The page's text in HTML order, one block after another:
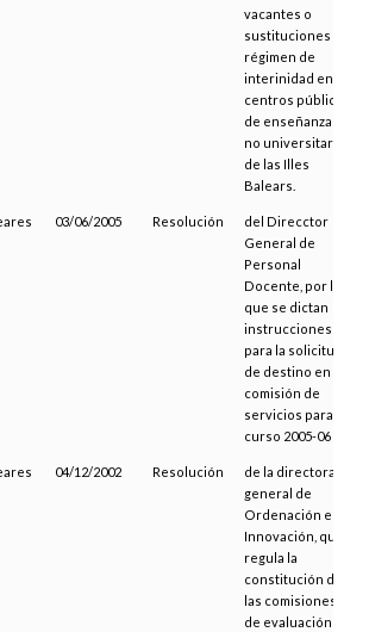
vacantes o
sustituciones en
régimen de
interinidad en
centros públicos
de enseñanzas
no universitarias
de las Illes
Balears.
03/06/2005 Resolución
del Direcctor
General de
Personal
Docente, por la
que se dictan
instrucciones
para la solicitud
de destino en
comisión de
servicios para el
curso 2005-06
04/12/2002 Resolución
de la directora
general de
Ordenación e
Innovación, que
regula la
constitución de
las comisiones
de evaluación de